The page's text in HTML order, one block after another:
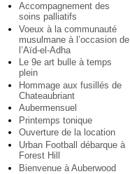
Accompagnement des
soins palliatifs
Voeux à la communauté
musulmane à l’occasion de
l’Aïd-el-Adha
Le 9e art bulle à temps
plein
Hommage aux fusillés de
Chateaubriant
Aubermensuel
Printemps tonique
Ouverture de la location
Urban Football débarque à
Forest Hill
Bienvenue à Auberwood